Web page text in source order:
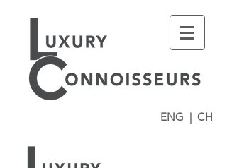
ENG | CH